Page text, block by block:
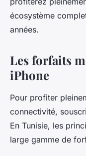
écosystème
années.
Les forfaits
iPhone
Pour profiter
connectivité,
En Tunisie, les
large gamme de